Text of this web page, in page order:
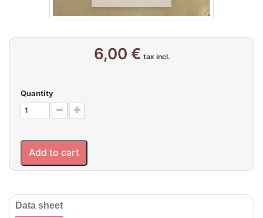
6,00 € tax incl.
Quantity
Add to cart
Data sheet